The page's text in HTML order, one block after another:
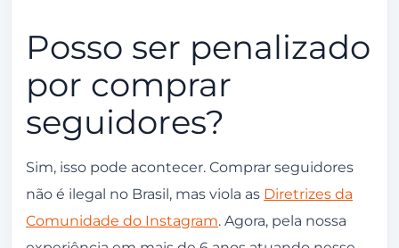
Posso ser penalizado
por comprar
seguidores?
Sim, isso pode acontecer. Comprar seguidores
não é ilegal no Brasil, mas viola as Diretrizes da
Comunidade do Instagram. Agora, pela nossa